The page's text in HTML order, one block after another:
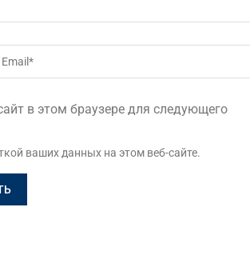
в этом браузере для следующего
ваших данных на этом веб-сайте.